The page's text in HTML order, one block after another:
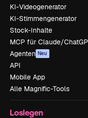
KI-Videogenerator
KI-Stimmengenerator
Stock-Inhalte
MCP für Claude/
Agenten Neu
API
Mobile App
Alle Magnific-Tools
Loslegen